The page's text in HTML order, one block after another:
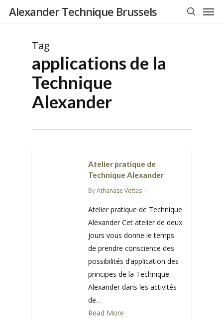
SkipAlexander Technique Brussels
Tag
applications de la
Technique
Alexander
Atelier pratique de
Technique Alexander
ByAthanase Vettas
Atelier pratique de Technique
Alexander Cet atelier de deux
jours vous donne le temps
de prendre conscience des
possibilités d’application des
principes de la Technique
Alexander dans les activités
de…
Read More